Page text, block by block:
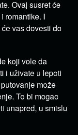
Ovaj susret će
romantike. I
vas dovesti do
koji vole da
i uživate u lepoti
može
To bi mogao
unapred, u smislu